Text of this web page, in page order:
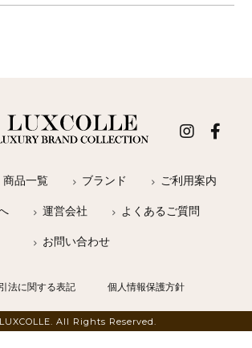
商品一覧 ブランド ご利用案内
運営会社 よくあるご質問
お問い合わせ
法に関する表記 個人情報保護方針
All Rights Reserved.